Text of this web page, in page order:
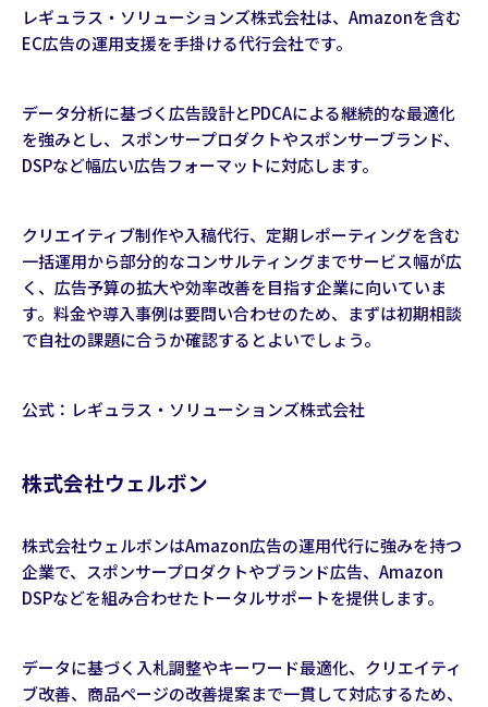
レギュラス・ソリューションズ株式会社は、Amazonを含む
EC広告の運用支援を手掛ける代行会社です。
データ分析に基づく広告設計とPDCAによる継続的な最適化
を強みとし、スポンサープロダクトやスポンサーブランド、
DSPなど幅広い広告フォーマットに対応します。
クリエイティブ制作や入稿代行、定期レポーティングを含む
一括運用から部分的なコンサルティングまでサービス幅が広
く、広告予算の拡大や効率改善を目指す企業に向いていま
す。料金や導入事例は要問い合わせのため、まずは初期相談
で自社の課題に合うか確認するとよいでしょう。
公式： レギュラス・ソリューションズ株式会社
株式会社ウェルボン
株式会社ウェルボンはAmazon広告の運用代行に強みを持つ
企業で、スポンサープロダクトやブランド広告、Amazon
DSPなどを組み合わせたトータルサポートを提供します。
データに基づく入札調整やキーワード最適化、クリエイティ
ブ改善、商品ページの改善提案まで一貫して対応するため、